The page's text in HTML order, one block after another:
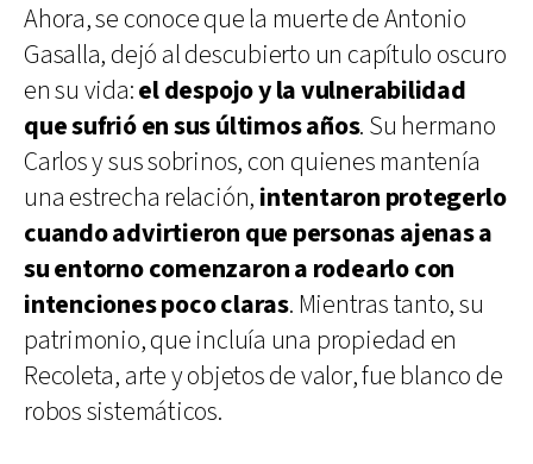
Ahora, se conoce que la muerte de Antonio
Gasalla, dejó al descubierto un capítulo oscuro
en su vida:el despojo y la vulnerabilidad
que sufrió en sus últimos años. Su hermano
Carlos y sus sobrinos, con quienes mantenía
una estrecha relación, intentaron protegerlo
cuando advirtieron que personas ajenas a
su entorno comenzaron a rodearlo con
intenciones poco claras. Mientras tanto, su
patrimonio, que incluía una propiedad en
Recoleta, arte y objetos de valor, fue blanco de
robos sistemáticos.